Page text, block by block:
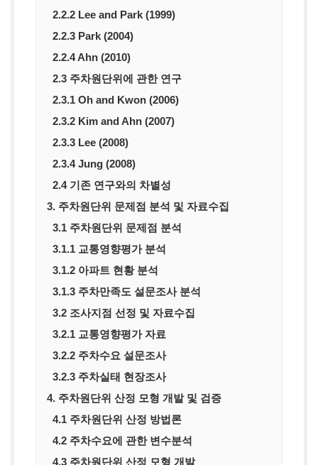
2.2.2 Lee and Park (1999)
2.2.3 Park (2004)
2.2.4 Ahn (2010)
2.3 주차원단위에 관한 연구
2.3.1 Oh and Kwon (2006)
2.3.2 Kim and Ahn (2007)
2.3.3 Lee (2008)
2.3.4 Jung (2008)
2.4 기존 연구와의 차별성
3. 주차원단위 문제점 분석 및 자료수집
3.1 주차원단위 문제점 분석
3.1.1 교통영향평가 분석
3.1.2 아파트 현황 분석
3.1.3 주차만족도 설문조사 분석
3.2 조사지점 선정 및 자료수집
3.2.1 교통영향평가 자료
3.2.2 주차수요 설문조사
3.2.3 주차실태 현장조사
4. 주차원단위 산정 모형 개발 및 검증
4.1 주차원단위 산정 방법론
4.2 주차수요에 관한 변수분석
4.3 주차원단위 산정 모형 개발